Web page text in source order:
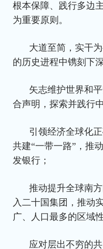
根本保障、践行多边
为重要原则。
大道至简，实干
的历史进程中镌刻下
矢志维护世界和
合声明，探索并践行
引领经济全球化
共建“一带一路”，推
发银行；
推动提升全球南
入二十国集团，推动
广、人口最多的区域
应对层出不穷的